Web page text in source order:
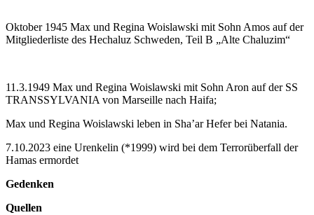
Oktober 1945 Max und Regina Woislawski mit Sohn Amos auf der
Mitgliederliste des Hechaluz Schweden, Teil B „Alte Chaluzim“
11.3.1949 Max und Regina Woislawski mit Sohn Aron auf der SS
TRANSSYLVANIA von Marseille nach Haifa;
Max und Regina Woislawski leben in Sha’ar Hefer bei Natania.
7.10.2023 eine Urenkelin (*1999) wird bei dem Terrorüberfall der
Hamas ermordet
Gedenken
Quellen